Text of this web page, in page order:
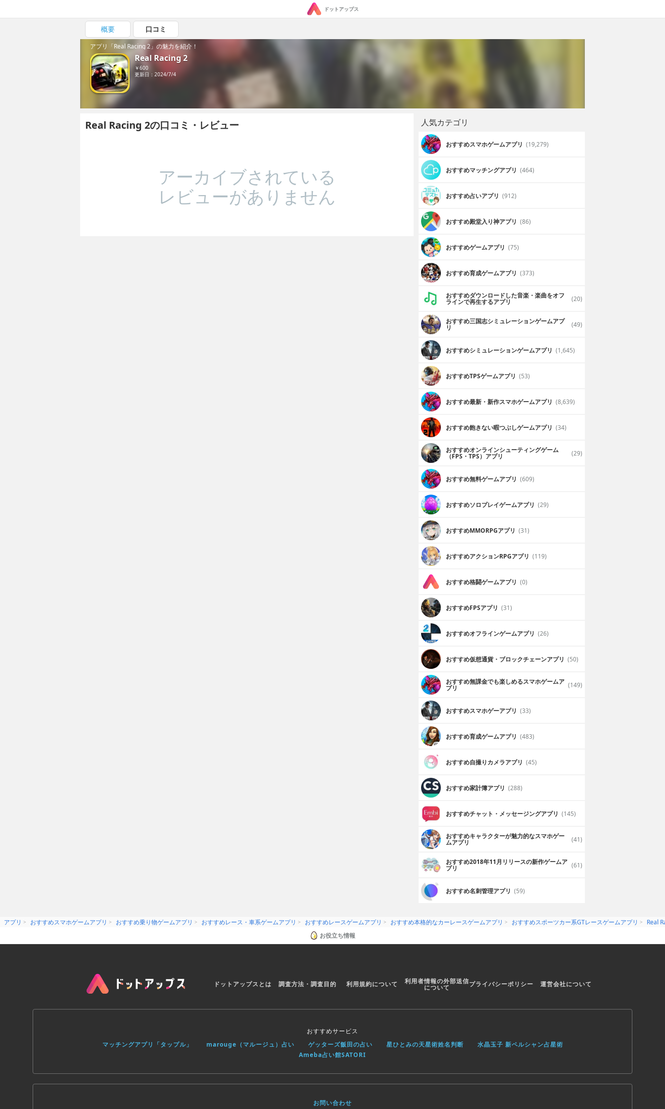
ドットアップス
概要 口コミ
アプリ「Real Racing 2」の魅力を紹介！
Real Racing 2
￥600
更新日：2024/7/4
Real Racing 2の口コミ・レビュー
アーカイブされている
レビューがありません
人気カテゴリ
おすすめスマホゲームアプリ (19,279)
おすすめマッチングアプリ (464)
おすすめ占いアプリ (912)
おすすめ殿堂入り神アプリ (86)
おすすめゲームアプリ (75)
おすすめ育成ゲームアプリ (373)
おすすめダウンロードした音楽・楽曲をオフ
ラインで再生するアプリ (20)
おすすめ三国志シミュレーションゲームアプ
リ (49)
おすすめシミュレーションゲームアプリ (1,645)
おすすめTPSゲームアプリ (53)
おすすめ最新・新作スマホゲームアプリ (8,639)
おすすめ飽きない暇つぶしゲームアプリ (34)
おすすめオンラインシューティングゲーム
（FPS・TPS）アプリ (29)
おすすめ無料ゲームアプリ (609)
おすすめソロプレイゲームアプリ (29)
おすすめ MMORPGアプリ (31)
おすすめアクションRPGアプリ (119)
おすすめ格闘ゲームアプリ (0)
おすすめFPSアプリ (31)
おすすめオフラインゲームアプリ (26)
おすすめ仮想通貨・ブロックチェーンアプリ (50)
おすすめ無課金でも楽しめるスマホゲームア
プリ (149)
おすすめスマホゲーアプリ (33)
おすすめ育成ゲームアプリ (483)
おすすめ自撮りカメラアプリ (45)
おすすめ家計簿アプリ (288)
おすすめチャット・メッセージングアプリ (145)
おすすめキャラクターが魅力的なスマホゲー
ムアプリ (41)
おすすめ2018年11月リリースの新作ゲームア
プリ (61)
おすすめ名刺管理アプリ (59)
アプリ おすすめスマホゲームアプリ おすすめ乗り物ゲームアプリ おすすめレース・車系ゲームアプリ おすすめレースゲームアプリ おすすめ本格的なカーレースゲームアプリ おすすめスポーツカー系GTレースゲームアプリ
Real
お役立ち情報
ドットアップスとは 調査方法・調査目的 利用規約について 利用者情報の外部送信
について プライバシーポリシー 運営会社について
おすすめサービス
マッチングアプリ「タップル」
marouge（マルージュ）占い ゲッターズ飯田の占い 星ひとみの天星術姓名判断
水晶玉子 新ペルシャン占星術
Ameba占い館SATORI
お問い合わせ